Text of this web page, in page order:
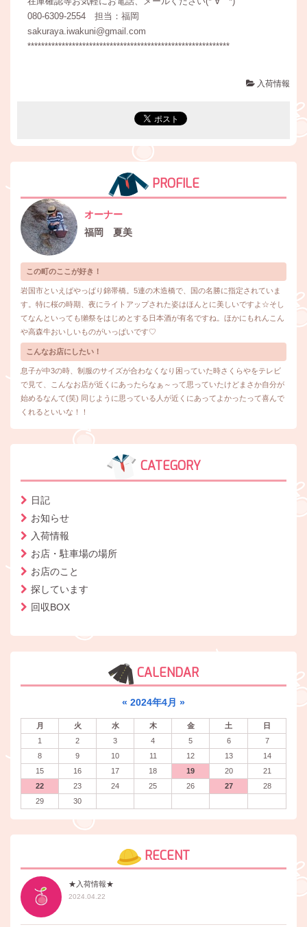
080-6309-2554 担当：福岡
sakuraya.iwakuni@gmail.com
***********************************************************
入荷情報
PROFILE
オーナー
福岡 夏美
この町のここが好き！
岩国市といえばやっぱり錦帯橋。5連の木造橋で、国の名勝に指定されていま
す。特に桜の時期、夜にライトアップされた姿はほんとに美しいですよ☆そし
てなんといっても獺祭をはじめとする日本酒が有名ですね。ほかにもれんこん
や高森牛おいしいものがいっぱいです♡
こんなお店にしたい！
息子が中3の時、制服のサイズが合わなくなり困っていた時さくらやをテレビ
で見て、こんなお店が近くにあったらなぁ～って思っていたけどまさか自分が
始めるなんて(笑) 同じように思っている人が近くにあってよかったって喜んで
くれるといいな！！
CATEGORY
日記
お知らせ
入荷情報
お店・駐車場の場所
お店のこと
探しています
回収BOX
CALENDAR
« 2024年4月 »
月 火 水 木 金 土
日
1
2 3 4 5 6
7
8
9 10 11 12 13
14
15
16 17 18 19 20
21
22
23 24 25 26 27
28
29
30
RECENT
★入荷情報★
2024.04.22